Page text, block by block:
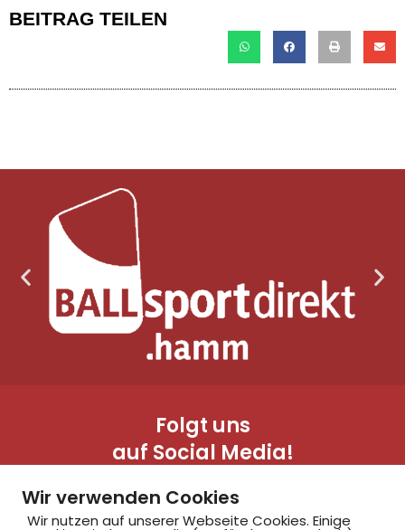
BEITRAG TEILEN
Folgt uns
auf Social Media!
Wir verwenden Cookies
Wir nutzen auf unserer Webseite Cookies. Einige